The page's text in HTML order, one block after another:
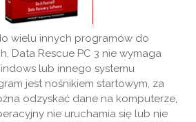
wielu innych programów do
Data Rescue PC 3 nie wymaga
lub innego systemu
jest nośnikiem startowym, za
odzyskać dane na komputerze,
nie uruchamia się lub nie